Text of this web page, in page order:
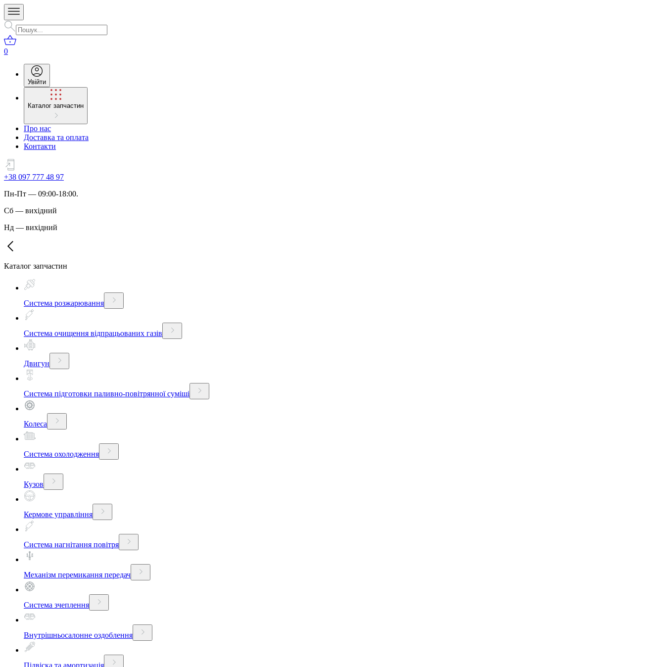
0
Увійти
Каталог запчастин
Про нас
Доставка та оплата
Контакти
+38 097 777 48 97
Пн-Пт — 09:00-18:00.
Сб — вихідний
Нд — вихідний
Каталог запчастин
Система розжарювання
Система очищення відпрацьованих газів
Двигун
Система підготовки паливно-повітрянної суміші
Колеса
Система охолодження
Кузов
Кермове управління
Система нагнітання повітря
Механізм перемикання передач
Система зчеплення
Внутрішньосалонне оздоблення
Підвіска та амортизація